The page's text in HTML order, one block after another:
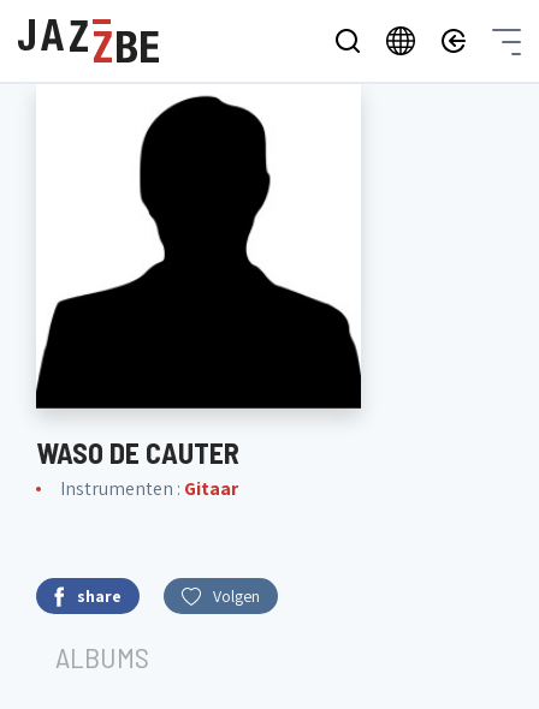
WASO DE CAUTER
Instrumenten : Gitaar
share Volgen
ALBUMS